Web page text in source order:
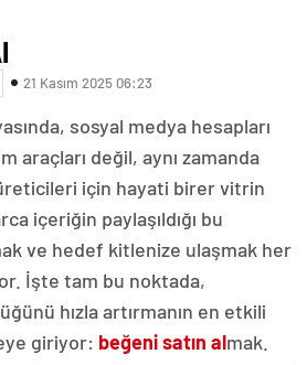
21 Kasım 2025 06:23
sosyal medya hesapları
araçları değil, aynı zamanda
için hayati birer vitrin
içeriğin paylaşıldığı bu
ve hedef kitlenize ulaşmak her
İşte tam bu noktada,
hızla artırmanın en etkili
giriyor: beğeni satın almak.